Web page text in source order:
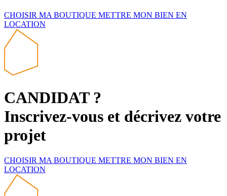
CHOISIR MA BOUTIQUE METTRE MON BIEN EN
LOCATION
CANDIDAT ?
Inscrivez-vous et décrivez votre
projet
CHOISIR MA BOUTIQUE METTRE MON BIEN EN
LOCATION